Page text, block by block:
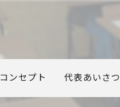
コンセプト 代表あいさつ